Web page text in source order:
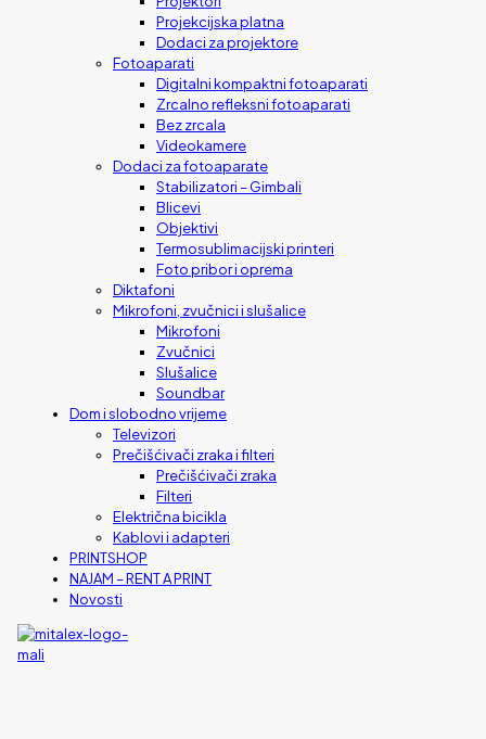
Projekcijska platna
Dodaci za projektore
Fotoaparati
Digitalni kompaktni fotoaparati
Zrcalno refleksni fotoaparati
Bez zrcala
Videokamere
Dodaci za fotoaparate
Stabilizatori – Gimbali
Blicevi
Objektivi
Termosublimacijski printeri
Foto pribor i oprema
Diktafoni
Mikrofoni, zvučnici i slušalice
Mikrofoni
Zvučnici
Slušalice
Soundbar
Dom i slobodno vrijeme
Televizori
Prečišćivači zraka i filteri
Prečišćivači zraka
Filteri
Električna bicikla
Kablovi i adapteri
PRINTSHOP
NAJAM – RENT A PRINT
Novosti